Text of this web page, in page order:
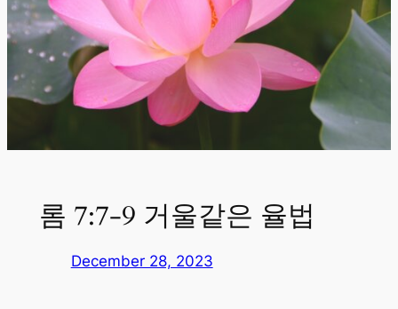
롬 7:7-9 거울같은 율법
December 28, 2023